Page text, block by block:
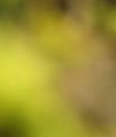
может быть решение
о выделении земли,
пожизненного
и др.;
с приложением техплана и